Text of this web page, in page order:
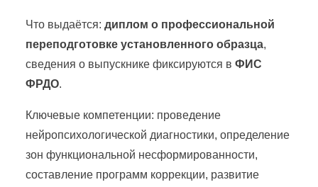
Что выдаётся: диплом о профессиональной
переподготовке установленного образца,
сведения о выпускнике фиксируются в ФИС
ФРДО.
Ключевые компетенции: проведение
нейропсихологической диагностики, определение
зон функциональной несформированности,
составление программ коррекции, развитие